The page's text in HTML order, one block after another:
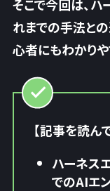
そこで今回は、
れまでの手法と
心者にもわかりや
【記事を読ん
ハーネス
でのAIエ